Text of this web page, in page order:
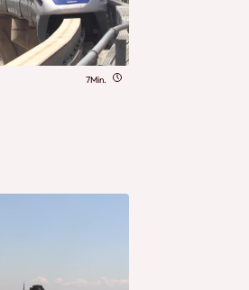
7Min.